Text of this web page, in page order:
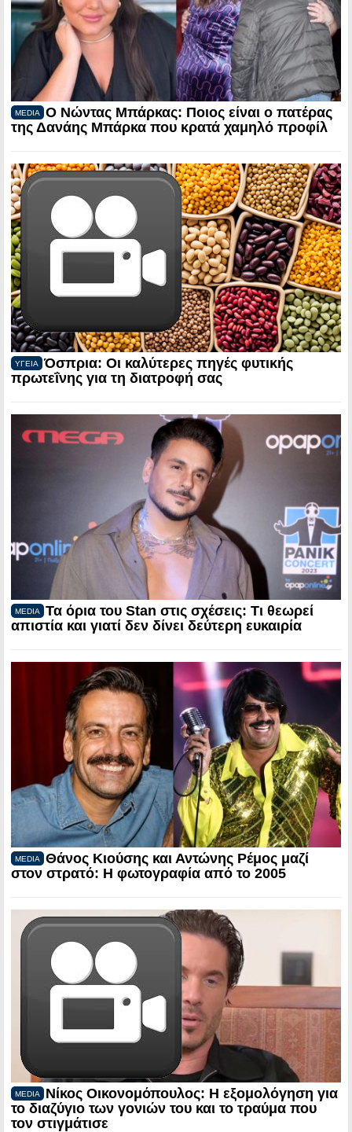
MEDIA
Ο Νώντας Μπάρκας: Ποιος είναι ο πατέρας
της Δανάης Μπάρκα που κρατά χαμηλό προφίλ
ΥΓΕΙΑ
Όσπρια: Οι καλύτερες πηγές φυτικής
πρωτεΐνης για τη διατροφή σας
MEDIA
Τα όρια του Stan στις σχέσεις: Τι θεωρεί
απιστία και γιατί δεν δίνει δεύτερη ευκαιρία
MEDIA
Θάνος Κιούσης και Αντώνης Ρέμος μαζί
στον στρατό: Η φωτογραφία από το 2005
MEDIA
Νίκος Οικονομόπουλος: Η εξομολόγηση για
το διαζύγιο των γονιών του και το τραύμα που
τον στιγμάτισε